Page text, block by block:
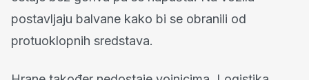
postavljaju balvane kako bi se obranili od
protuoklopnih sredstava.